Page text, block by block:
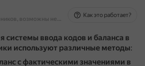
На основе источников, возможны неточности
Как это работает?
системы ввода кодов и баланса в
используют различные методы:
с фактическими значениями в